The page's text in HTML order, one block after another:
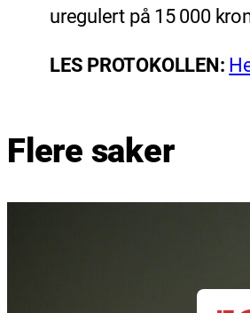
uregulert på 15 000
LES PROTOKOLLEN:
Flere saker